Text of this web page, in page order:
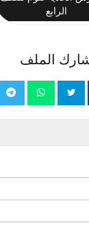
الرابع
الملف